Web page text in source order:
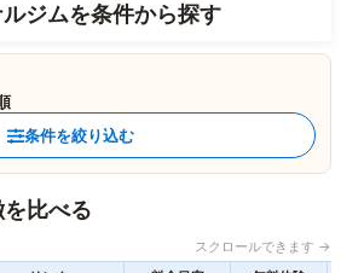
ジムを条件から探す
条件を絞り込む
比べる
スクロールできます →